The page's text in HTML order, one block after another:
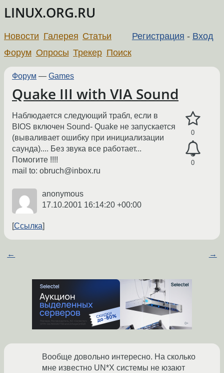
LINUX.ORG.RU
Регистрация - Вход
Новости Галерея Статьи
Форум Опросы Трекер Поиск
Форум — Games
Quake III with VIA Sound
0
0
Наблюдается следующий трабл, если в
BIOS включен Sound- Quake не запускается
(вываливает ошибку при инициализации
саунда).... Без звука все работает...
Помогите !!!!
mail to: obruch@inbox.ru
anonymous
17.10.2001 16:14:20 +00:00
Ссылка
← →
Вообще довольно интересно. На сколько
мне известно UN*X системы не юзают